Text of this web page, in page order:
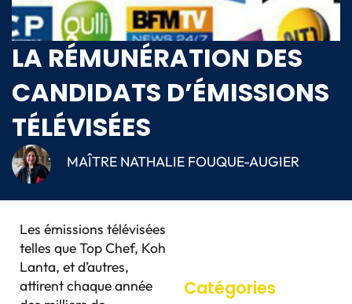
LA RÉMUNÉRATION DES
CANDIDATS D’ÉMISSIONS
TÉLÉVISÉES
MAÎTRE NATHALIE FOUQUE-AUGIER
Les émissions télévisées
telles que Top Chef, Koh
Lanta, et d’autres,
attirent chaque année
Catégories